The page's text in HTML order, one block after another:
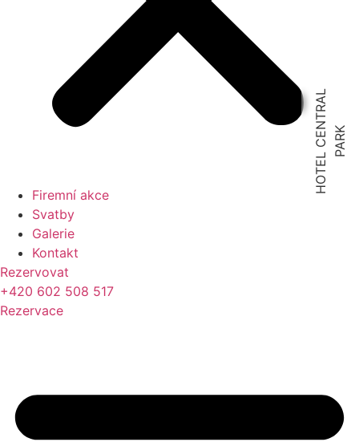
H
O
T
E
L
C
E
N
T
R
A
L
P
A
R K
Firemní akce
Svatby
Galerie
Kontakt
Rezervovat
+420 602 508 517
Rezervace